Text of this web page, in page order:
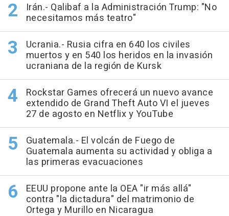
Irán.- Qalibaf a la Administración Trump: "No
necesitamos más teatro"
Ucrania.- Rusia cifra en 640 los civiles
muertos y en 540 los heridos en la invasión
ucraniana de la región de Kursk
Rockstar Games ofrecerá un nuevo avance
extendido de Grand Theft Auto VI el jueves
27 de agosto en Netflix y YouTube
Guatemala.- El volcán de Fuego de
Guatemala aumenta su actividad y obliga a
las primeras evacuaciones
EEUU propone ante la OEA "ir más allá"
contra "la dictadura" del matrimonio de
Ortega y Murillo en Nicaragua